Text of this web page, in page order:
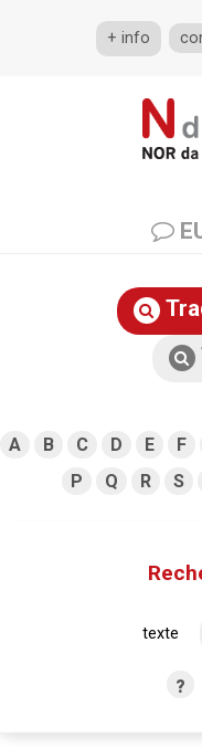
+ info
A B C D E F
P
Q R S
texte
?